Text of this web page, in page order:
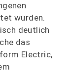
wurden.
deutlich
das
Electric,